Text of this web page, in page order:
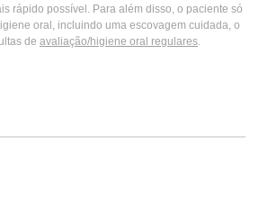
rápido possível. Para além disso, o paciente só
oral, incluindo uma escovagem cuidada, o
de avaliação/higiene oral regulares.